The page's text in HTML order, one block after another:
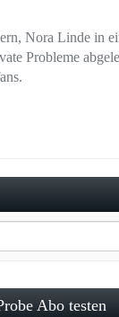
Nora Linde in
Probleme
Abo testen